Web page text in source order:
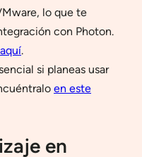
lo que te
con Photon.
aquí.
si planeas usar
en este
en